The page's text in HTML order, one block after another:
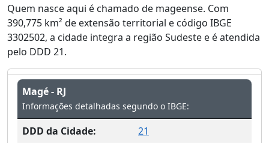
Quem nasce aqui é chamado de mageense. Com
390,775 km² de extensão territorial e código IBGE
3302502, a cidade integra a região Sudeste e é atendida
pelo DDD 21.
Magé - RJ
Informações detalhadas segundo o IBGE:
DDD da Cidade:
21